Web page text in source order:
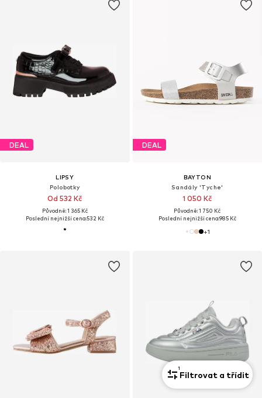
DEAL
LIPSY
Polobotky
Od 532 Kč
Původně: 1 365 Kč
Poslední nejnižší cena:532 Kč
DEAL
BAYTON
Sandály 'Tyche'
1 050 Kč
Původně: 1 750 Kč
Poslední nejnižší cena:985 Kč
+1
1
Filtrovat a třídit